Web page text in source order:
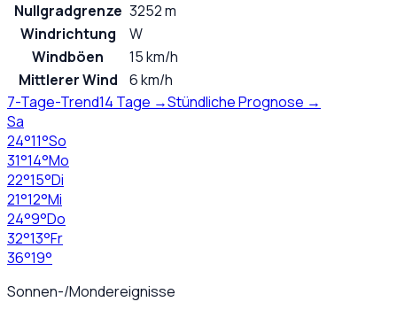
Nullgradgrenze 3252 m
Windrichtung
W
Windböen
15 km/h
Mittlerer Wind
6 km/h
7-Tage-Trend14 Tage →Stündliche Prognose →
Sa
24°11°So
31°14°Mo
22°15°Di
21°12°Mi
24°9°Do
32°13°Fr
36°19°
Sonnen-/Mondereignisse